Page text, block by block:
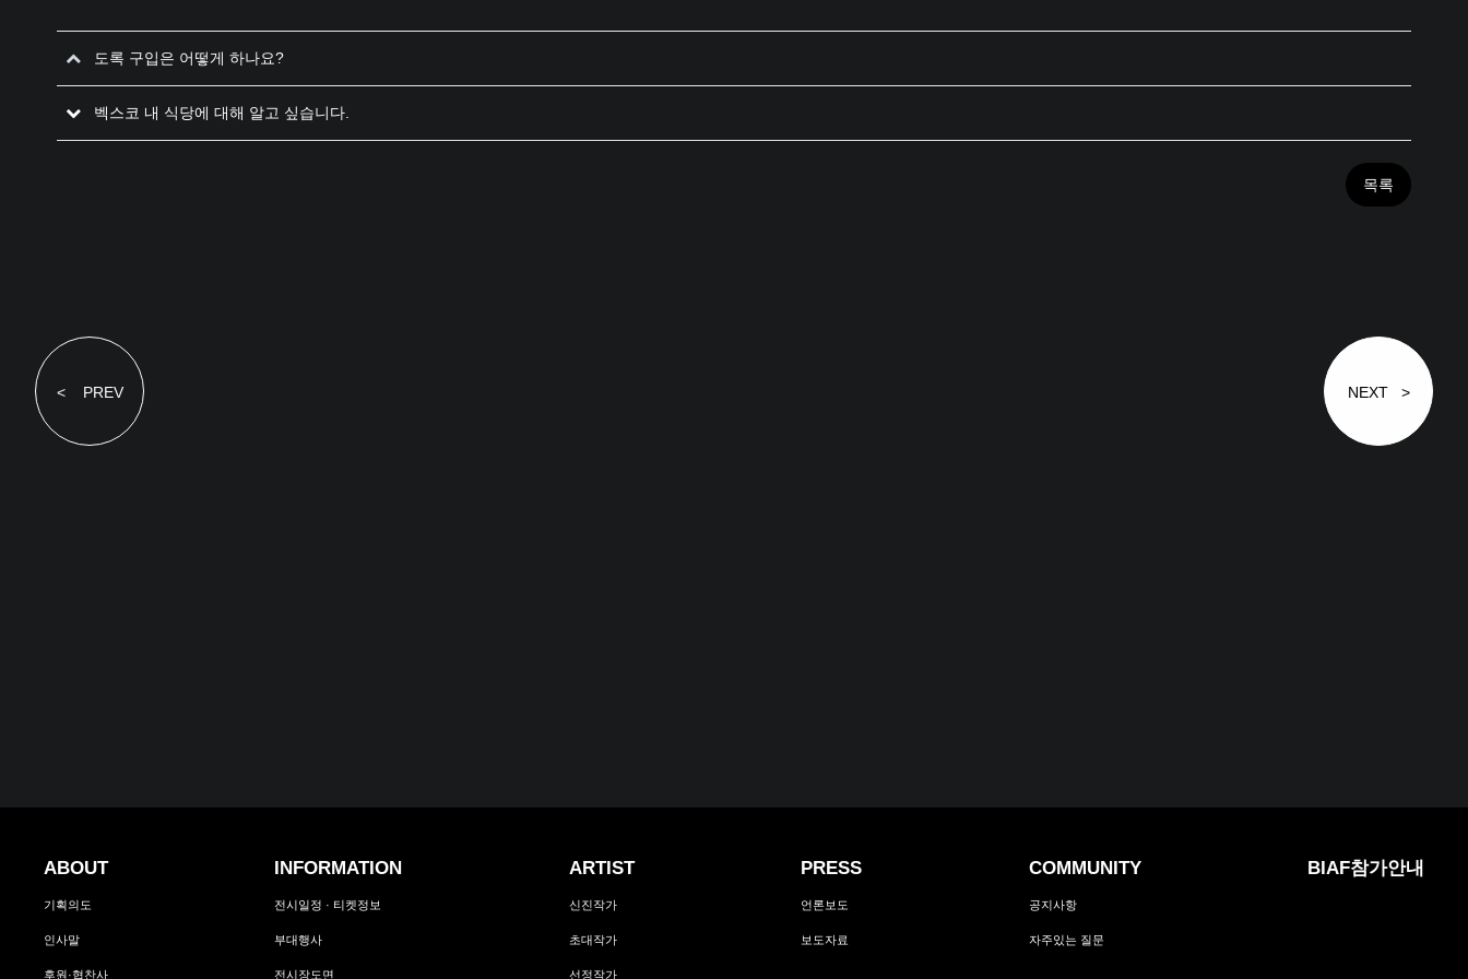
도록 구입은 어떻게 하나요?
벡스코 내 식당에 대해 알고 싶습니다.
목록
< PREV NEXT >
ABOUT
기획의도
인사말
후원·협찬사
INFORMATION
전시일정 · 티켓정보
부대행사
전시장도면
ARTIST
신진작가
초대작가
선정작가
PRESS
언론보도
보도자료
COMMUNITY
공지사항
자주있는 질문
BIAF참가안내